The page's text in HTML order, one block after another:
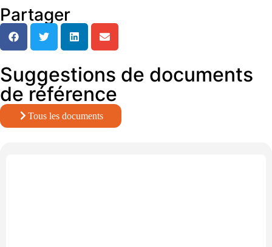
Partager
Suggestions de documents
de référence
Tous les documents